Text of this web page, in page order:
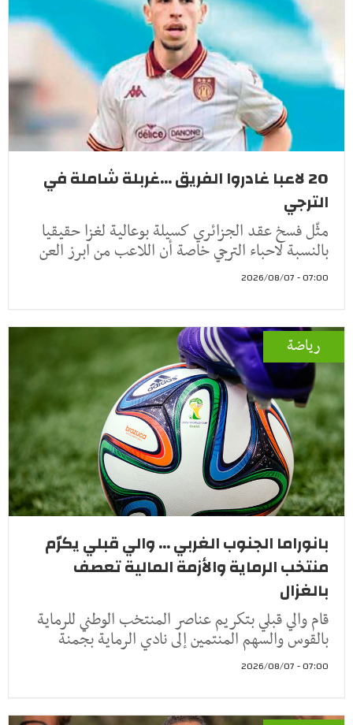
20 لاعبا غادروا الفريق ...غربلة شاملة في
الترجي
مثّل فسخ عقد الجزائري كسيلة بوعالية لغزا حقيقيا
بالنسبة لاحباء الترجي خاصة أن اللاعب من ابرز العن
07:00 - 2026/08/07
رياضة
بانوراما الجنوب الغربي ... والي قبلي يكرّم
منتخب الرماية والأزمة المالية تعصف
بالغزال
قام والي قبلي بتكريم عناصر المنتخب الوطني للرماية
بالقوس والسهم المنتمين إلى نادي الرماية بجمنة
07:00 - 2026/08/07